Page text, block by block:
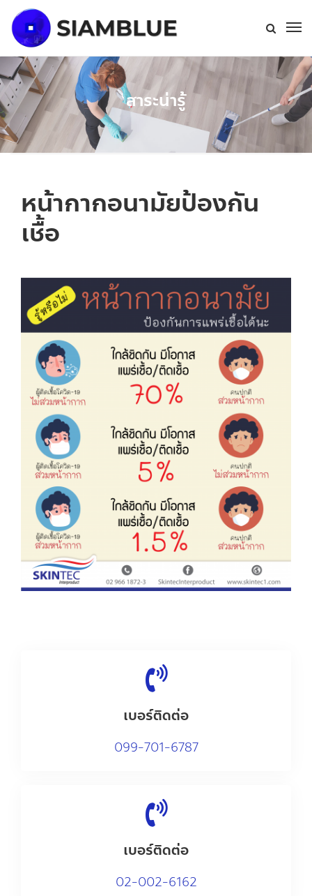
สาระน่ารู้
หน้ากากอนามัยป้องกัน
เชื้อ
เบอร์ติดต่อ
099-701-6787
เบอร์ติดต่อ
02-002-6162